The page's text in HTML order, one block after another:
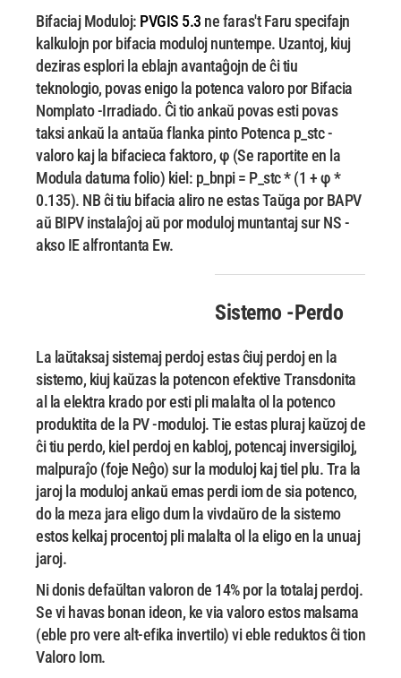
Bifaciaj Moduloj: PVGIS 5.3 ne faras't Faru specifajn
kalkulojn por bifacia moduloj nuntempe. Uzantoj, kiuj
deziras esplori la eblajn avantaĝojn de ĉi tiu
teknologio, povas enigo la potenca valoro porBifacia
Nomplato -Irradiado. Ĉi tio ankaŭ povas esti povas
taksi ankaŭ la antaŭa flanka pintoPotenca p_stc -
valoro kaj la bifacieca faktoro, φ (Se raportite en la
Modula datuma folio) kiel: p_bnpi= P_stc * (1 + φ *
0.135). NB ĉi tiu bifacia aliro ne estas Taŭga por BAPV
aŭ BIPVinstalaĵoj aŭ por moduloj muntantaj sur NS -
akso IE alfrontanta Ew.
Sistemo -Perdo
La laŭtaksaj sistemaj perdoj estas ĉiuj perdoj en la
sistemo, kiuj kaŭzas la potencon efektiveTransdonita
al la elektra krado por esti pli malalta ol la potenco
produktita de la PV -moduloj. Tieestas pluraj kaŭzoj de
ĉi tiu perdo, kiel perdoj en kabloj, potencaj inversigiloj,
malpuraĵo (foje Neĝo) sur la moduloj kaj tiel plu. Tra la
jaroj la moduloj ankaŭ emas perdi iom de sia potenco,
do la meza jara eligo dum la vivdaŭro de la sistemo
estos kelkaj procentoj pli malaltaol la eligo en la unuaj
jaroj.
Ni donis defaŭltan valoron de 14% por la totalaj perdoj.
Se vi havas bonan ideon, ke viavaloro estos malsama
(eble pro vere alt-efika invertilo) vi eble reduktos ĉi tion
ValoroIom.